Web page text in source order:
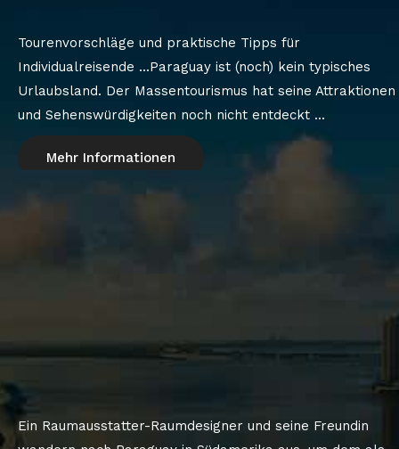
Tourenvorschläge und praktische Tipps für
Individualreisende ...Paraguay ist (noch) kein typisches
Urlaubsland. Der Massentourismus hat seine Attraktionen
und Sehenswürdigkeiten noch nicht entdeckt ...
Mehr Informationen
Ein Raumausstatter-Raumdesigner und seine Freundin